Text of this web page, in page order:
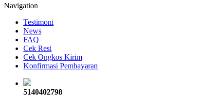
Navigation
Testimoni
News
FAQ
Cek Resi
Cek Ongkos Kirim
Konfirmasi Pembayaran
5140402798